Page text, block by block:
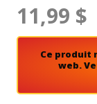
11,99 $
Ce produit
web.